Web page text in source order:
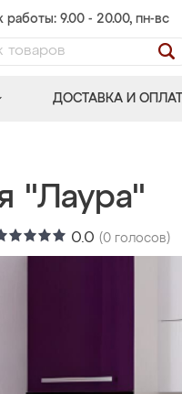
работы: 9.00 - 20.00, пн-вс
ДОСТАВКА И
"Лаура"
0.0 (0 голосов)